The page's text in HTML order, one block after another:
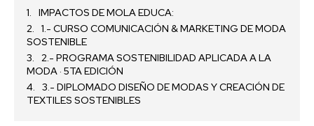
IMPACTOS DE MOLA EDUCA:
1.- CURSO COMUNICACIÓN & MARKETING DE MODA
SOSTENIBLE
2.- PROGRAMA SOSTENIBILIDAD APLICADA A LA
MODA · 5TA EDICIÓN
3.- DIPLOMADO DISEÑO DE MODAS Y CREACIÓN DE
TEXTILES SOSTENIBLES